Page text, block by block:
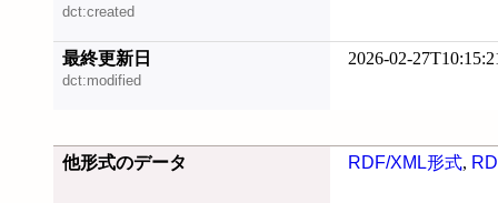
dct:created
最終更新日
dct:modified
2026-02-
他形式のデータ RDF/XML形式,